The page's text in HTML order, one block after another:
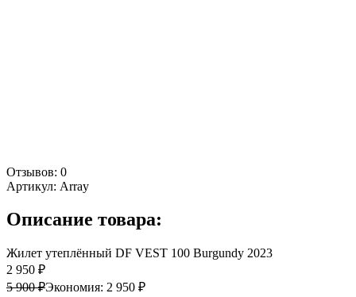
Отзывов: 0
Артикул: Array
Описание товара:
Жилет утеплённый DF VEST 100 Burgundy 2023
2 950 ₽
5 900 ₽Экономия: 2 950 ₽